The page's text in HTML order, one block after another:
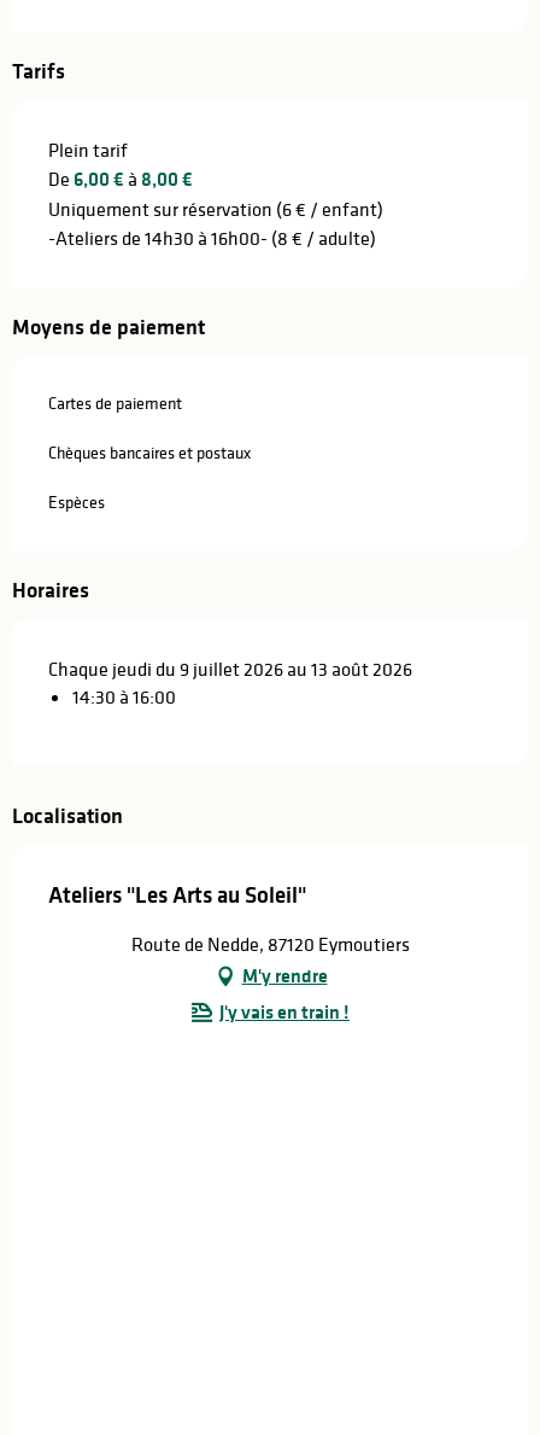
Tarifs
Plein tarif
De 6,00 € à 8,00 €
Uniquement sur réservation (6 € / enfant)
-Ateliers de 14h30 à 16h00- (8 € / adulte)
Moyens de paiement
Cartes de paiement
Chèques bancaires et postaux
Espèces
Horaires
Chaque jeudi du 9 juillet 2026 au 13 août 2026
14:30 à 16:00
Localisation
Ateliers "Les Arts au Soleil"
Route de Nedde, 87120 Eymoutiers
M'y rendre
J'y vais en train !